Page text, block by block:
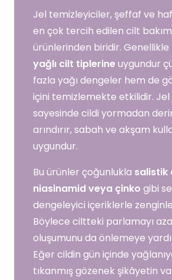
Jel temizleyiciler, şeffaf ve
en çok tercih edilen cilt bakım
ürünlerinden biridir. Genellikle
yağlı cilt tiplerineuygundur
fazla yağı dengeler hem de
içini temizlemekte etkilidir. Jel
sayesinde cildi yormadan
arındırır, sabah ve akşam
uygundur.
Bu ürünler çoğunlukla salistik
niasinamid veya çinko gibi
dengeleyici içeriklerle
Böylece ciltteki parlamayı
oluşumunu da önlemeye
Eğer cildin gün içinde
tıkanmış gözenek şikâyetin